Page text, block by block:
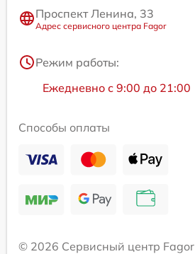
Проспект Ленина, 33
Адрес сервисного центра Fagor
Режим работы:
Ежедневно с 9:00 до 21:00
Способы оплаты
© 2026 Сервисный центр Fagor